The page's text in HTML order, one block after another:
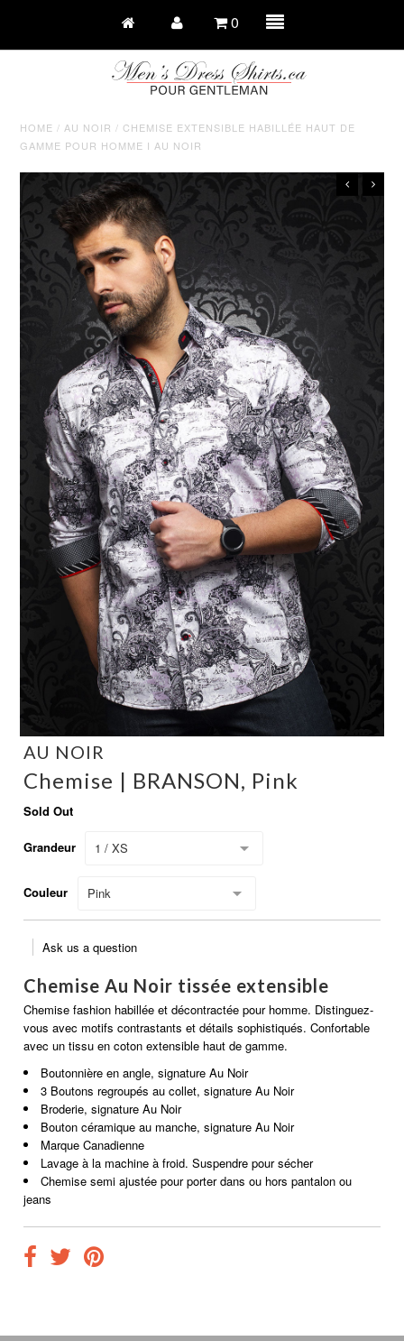
0
HOME / AU NOIR / CHEMISE EXTENSIBLE HABILLÉE HAUT DE
GAMME POUR HOMME I AU NOIR
AU NOIR
Chemise | BRANSON, Pink
Sold Out
Grandeur 1 / XS
Couleur Pink
Ask us a question
Chemise Au Noir tissée extensible
Chemise fashion habillée et décontractée pour homme. Distinguez-
vous avec motifs contrastants et détails sophistiqués. Confortable
avec un tissu en coton extensible haut de gamme.
Boutonnière en angle, signature Au Noir
3 Boutons regroupés au collet, signature Au Noir
Broderie, signature Au Noir
Bouton céramique au manche, signature Au Noir
Marque Canadienne
Lavage à la machine à froid. Suspendre pour sécher
Chemise semi ajustée pour porter dans ou hors pantalon ou
jeans